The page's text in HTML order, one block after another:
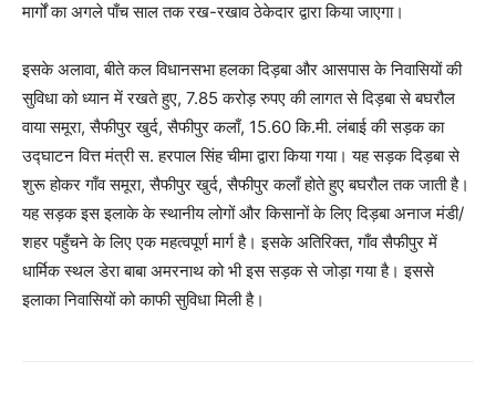
मार्गों का अगले पाँच साल तक रख-रखाव ठेकेदार द्वारा किया जाएगा।
इसके अलावा, बीते कल विधानसभा हलका दिड़बा और आसपास के निवासियों की
सुविधा को ध्यान में रखते हुए, 7.85 करोड़ रुपए की लागत से दिड़बा से बघरौल
वाया समूरा, सैफीपुर खुर्द, सैफीपुर कलाँ, 15.60 कि.मी. लंबाई की सड़क का
उद्घाटन वित्त मंत्री स. हरपाल सिंह चीमा द्वारा किया गया। यह सड़क दिड़बा से
शुरू होकर गाँव समूरा, सैफीपुर खुर्द, सैफीपुर कलाँ होते हुए बघरौल तक जाती है।
यह सड़क इस इलाके के स्थानीय लोगों और किसानों के लिए दिड़बा अनाज मंडी/
शहर पहुँचने के लिए एक महत्वपूर्ण मार्ग है। इसके अतिरिक्त, गाँव सैफीपुर में
धार्मिक स्थल डेरा बाबा अमरनाथ को भी इस सड़क से जोड़ा गया है। इससे
इलाका निवासियों को काफी सुविधा मिली है।